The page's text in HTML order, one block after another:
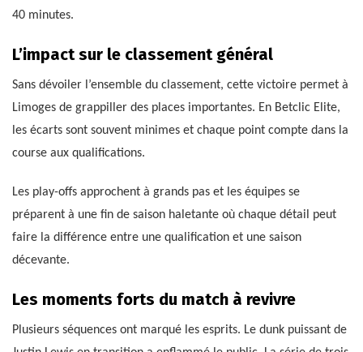
40 minutes.
L’impact sur le classement général
Sans dévoiler l’ensemble du classement, cette victoire permet à
Limoges de grappiller des places importantes. En Betclic Elite,
les écarts sont souvent minimes et chaque point compte dans la
course aux qualifications.
Les play-offs approchent à grands pas et les équipes se
préparent à une fin de saison haletante où chaque détail peut
faire la différence entre une qualification et une saison
décevante.
Les moments forts du match à revivre
Plusieurs séquences ont marqué les esprits. Le dunk puissant de